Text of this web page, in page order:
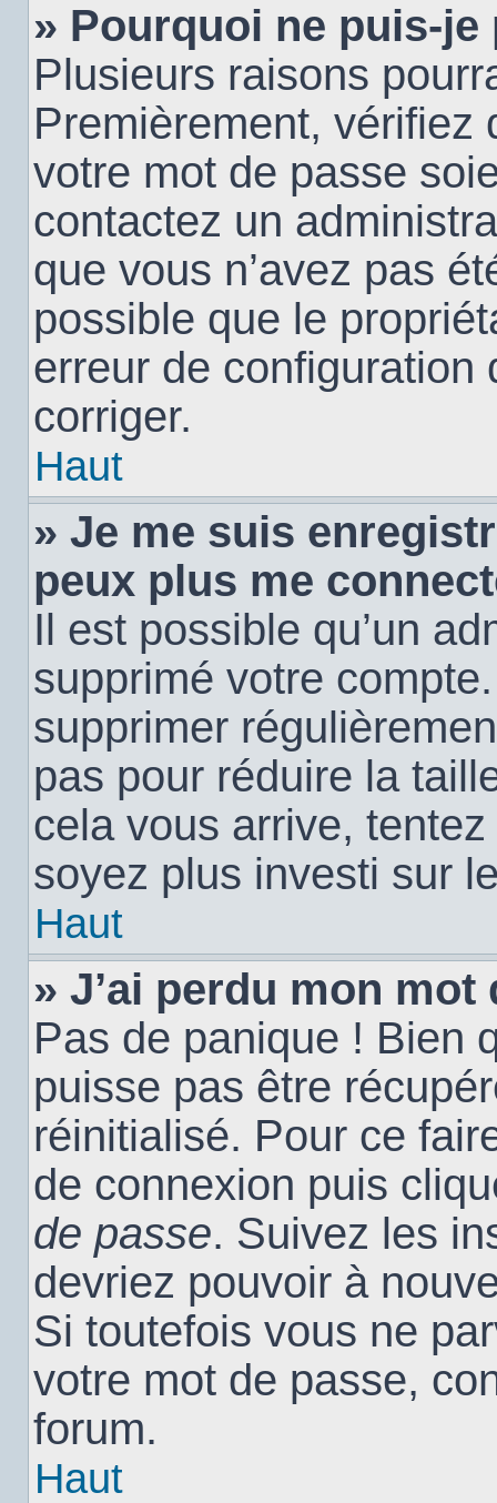
» Pourquoi ne puis-
Plusieurs raisons
Premièrement, vérifiez
votre mot de passe
contactez un
que vous n’avez pas
possible que le
erreur de configuration
corriger.
Haut
» Je me suis
peux plus me
Il est possible qu’un
supprimé votre
supprimer
pas pour réduire la
cela vous arrive,
soyez plus investi sur
Haut
» J’ai perdu mon mot
Pas de panique ! Bien
puisse pas être
réinitialisé. Pour ce
de connexion puis
de passe. Suivez les
devriez pouvoir à
Si toutefois vous ne
votre mot de passe,
forum.
Haut